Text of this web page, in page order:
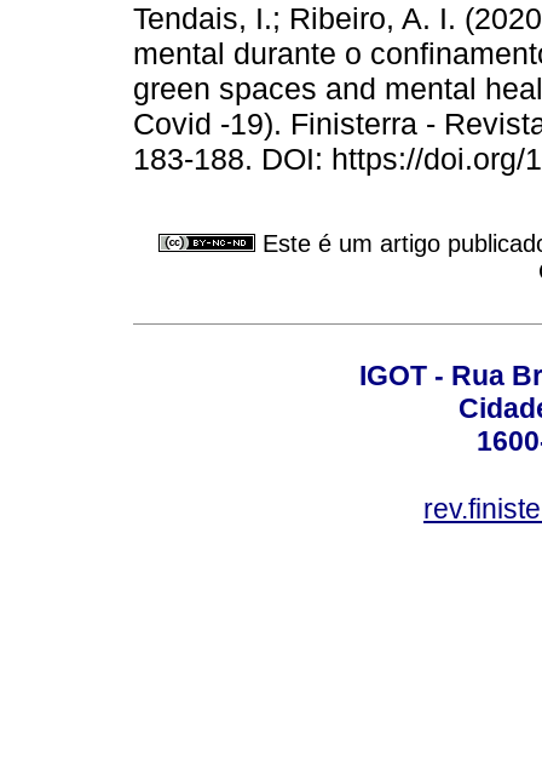
Tendais, I.; Ribeiro, A. I.
mental durante o
green spaces and mental
Covid -19). Finisterra -
183-188. DOI: https://
Este é um artigo
IGOT - Rua